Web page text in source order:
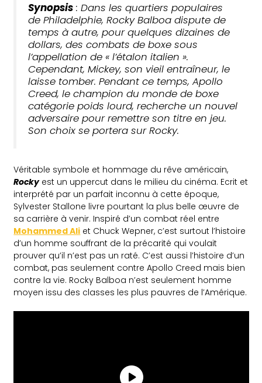
Synopsis : Dans les quartiers populaires
de Philadelphie, Rocky Balboa dispute de
temps à autre, pour quelques dizaines de
dollars, des combats de boxe sous
l’appellation de « l’étalon italien ».
Cependant, Mickey, son vieil entraîneur, le
laisse tomber. Pendant ce temps, Apollo
Creed, le champion du monde de boxe
catégorie poids lourd, recherche un nouvel
adversaire pour remettre son titre en jeu.
Son choix se portera sur Rocky.
Véritable symbole et hommage du rêve américain,
Rocky est un uppercut dans le milieu du cinéma. Ecrit et
interprété par un parfait inconnu à cette époque,
Sylvester Stallone livre pourtant la plus belle œuvre de
sa carrière à venir. Inspiré d’un combat réel entre
Mohammed Ali et Chuck Wepner, c’est surtout l’histoire
d’un homme souffrant de la précarité qui voulait
prouver qu’il n’est pas un raté. C’est aussi l’histoire d’un
combat, pas seulement contre Apollo Creed mais bien
contre la vie. Rocky Balboa n’est seulement homme
moyen issu des classes les plus pauvres de l’Amérique.